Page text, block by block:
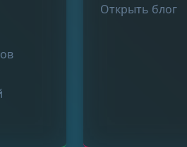
Открыть блог